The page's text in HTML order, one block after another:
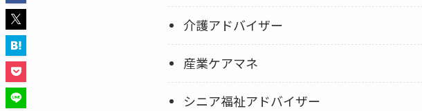
介護アドバイザー
産業ケアマネ
シニア福祉アドバイザー